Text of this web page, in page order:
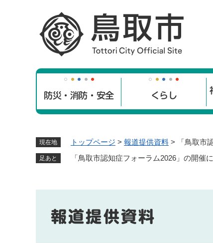
防災・消防・安全 くらし
現在地 トップページ > 報道提供資料 > 「鳥取市
足あと 「鳥取市認知症フォーラム2026」の開催
報道提供資料